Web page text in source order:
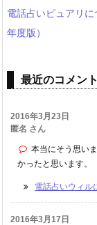
電話占いピュアリ
年度版）
最近のコメント
2016年3月23日
匿名 さん
本当にそう思い
かったと思います。
電話占いウィル
2016年3月17日